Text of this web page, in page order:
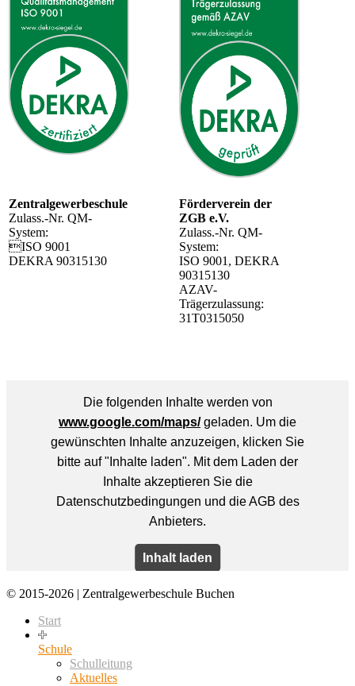
Zentralgewerbeschule
Zulass.-Nr. QM-
System:
ISO 9001
DEKRA 90315130
Förderverein der
ZGB e.V.
Zulass.-Nr. QM-
System:
ISO 9001, DEKRA
90315130
AZAV-
Trägerzulassung:
31T0315050
© 2015-2026 | Zentralgewerbeschule Buchen
Start
Schule
Schulleitung
Aktuelles